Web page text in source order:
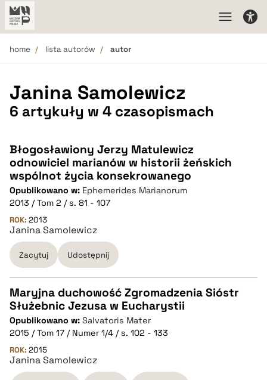
home lista autorów autor
Janina Samolewicz
6 artykuły w 4 czasopismach
Błogosławiony Jerzy Matulewicz
odnowiciel marianów w historii żeńskich
wspólnot życia konsekrowanego
Opublikowano w: Ephemerides Marianorum
2013 / Tom 2 / s. 81 - 107
ROK: 2013
Janina Samolewicz
Zacytuj Udostępnij
CZYSTY TEKST
pobierz cytat
Maryjna duchowość Zgromadzenia Sióstr
Służebnic Jezusa w Eucharystii
Opublikowano w: Salvatoris Mater
2015 / Tom 17 / Numer 1/4 / s. 102 - 133
ROK: 2015
Janina Samolewicz